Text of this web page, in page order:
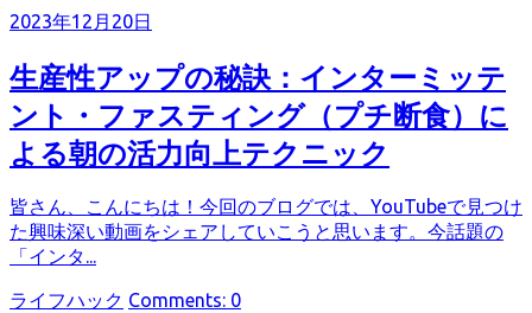
2023年12月20日
生産性アップの秘訣：インターミッテ
ント・ファスティング（プチ断食）に
よる朝の活力向上テクニック
皆さん、こんにちは！今回のブログでは、YouTubeで見つけ
た興味深い動画をシェアしていこうと思います。今話題の
「インタ...
カ
ライフハック Comments: 0